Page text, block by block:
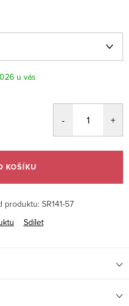
KOŠÍKU
produktu:SR141-57
Sdílet